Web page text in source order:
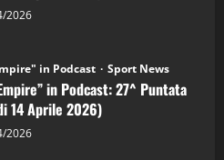
2026
in Podcast
in Podcast: 26^ Puntata
07 Aprile 2026)
2026